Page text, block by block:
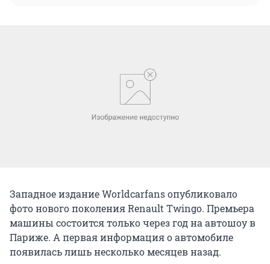
Западное издание Worldcarfans опубликовало
фото нового поколения Renault Twingo. Премьера
машины состоится только через год на автошоу в
Париже. А первая информация о автомобиле
появилась лишь несколько месяцев назад.